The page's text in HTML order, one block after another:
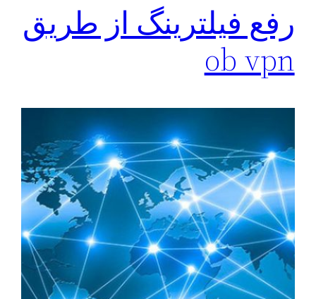
رفع فیلترینگ از طریق
ob vpn